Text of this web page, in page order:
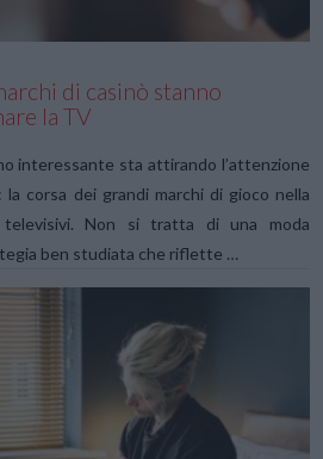
di casinò stanno
la TV
interessante sta attirando l’attenzione
corsa dei grandi marchi di gioco nella
televisivi. Non si tratta di una moda
ben studiata che riflette …